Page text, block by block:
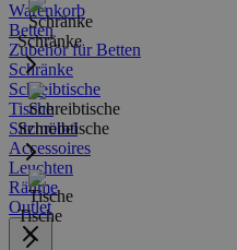
Warenkorb
Schränke
Schreibtische
Tische
Betten
Zubehör für Betten
Schränke
Schreibtische
Tische
Sitzmöbel
Accessoires
Leuchten
Räume
Outlet